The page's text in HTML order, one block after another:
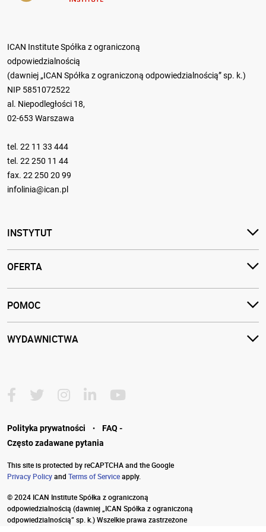
ICAN Institute Spółka z ograniczoną
odpowiedzialnością
(dawniej „ICAN Spółka z ograniczoną odpowiedzialnością” sp. k.)
NIP 5851072522
al. Niepodległości 18,
02-653 Warszawa
tel. 22 11 33 444
tel. 22 250 11 44
fax. 22 250 20 99
infolinia@ican.pl
INSTYTUT
OFERTA
POMOC
WYDAWNICTWA
Polityka prywatności ·
FAQ -
Często zadawane pytania
This site is protected by reCAPTCHA and the Google
Privacy Policyand Terms of Serviceapply.
© 2024 ICAN Institute Spółka z ograniczoną
odpowiedzialnością (dawniej „ICAN Spółka z ograniczoną
odpowiedzialnością” sp. k.) Wszelkie prawa zastrzeżone